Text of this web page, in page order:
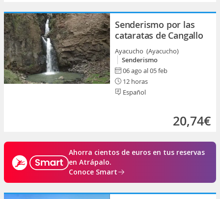
Senderismo por las
cataratas de Cangallo
Ayacucho (Ayacucho)
Senderismo
06 ago al 05 feb
12 horas
Español
20,74€
Ahorra cientos de euros en tus reservas
en Atrápalo.
Conoce Smart